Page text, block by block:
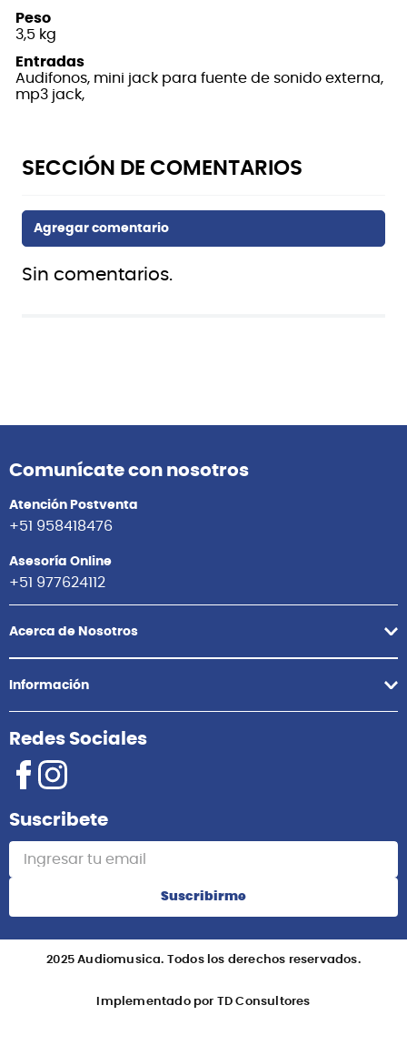
Peso
3,5 kg
Entradas
Audifonos, mini jack para fuente de sonido externa,
mp3 jack,
Sin comentarios.
Comunícate con nosotros
Atención Postventa
+51 958418476
Asesoría Online
+51 977624112
Acerca de Nosotros
Información
Redes Sociales
Suscribete
Suscribirme
2025 Audiomusica. Todos los derechos reservados.
Implementado por TD Consultores